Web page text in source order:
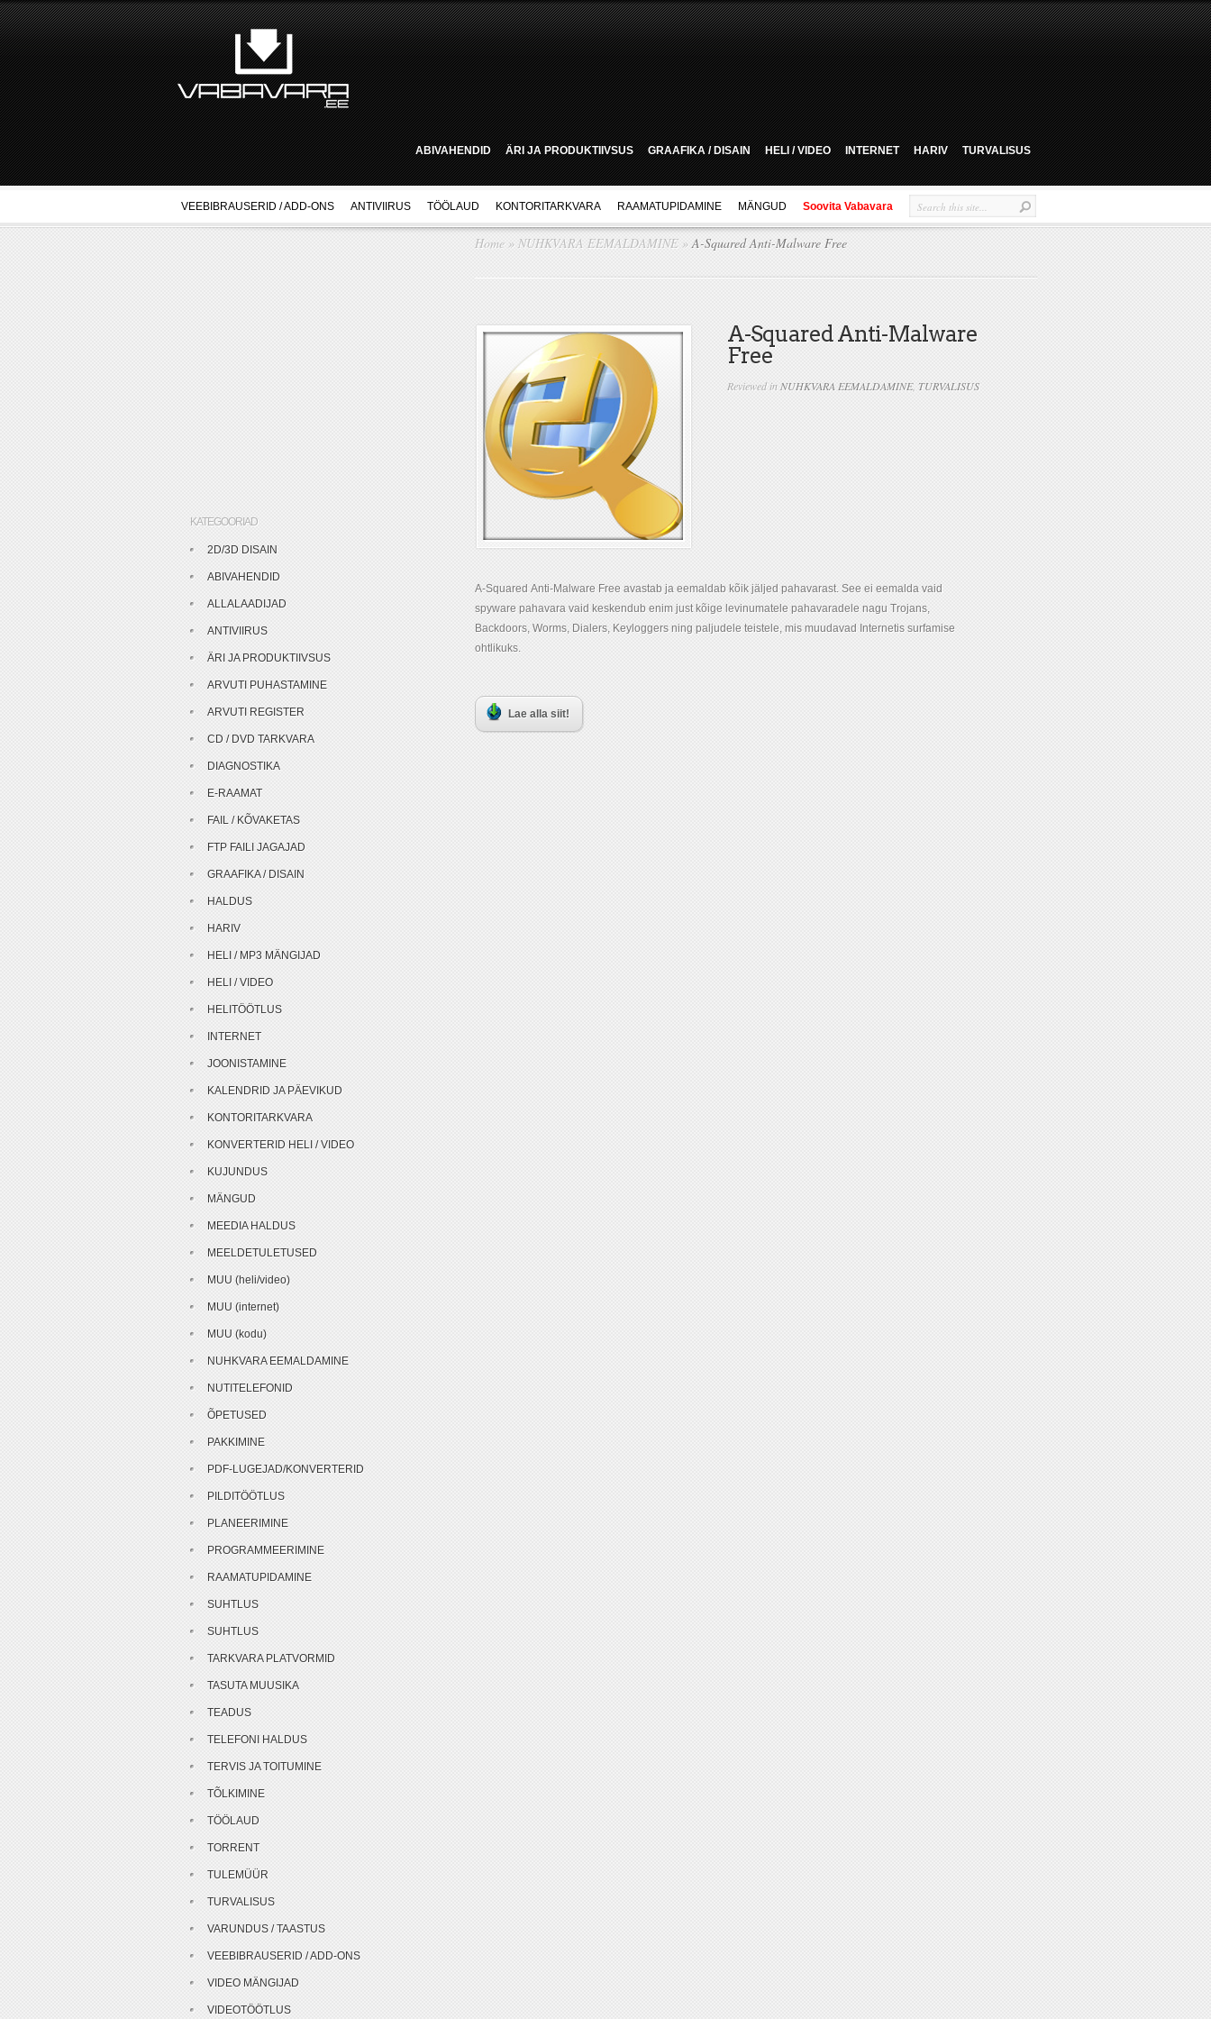
ABIVAHENDID ÄRI JA PRODUKTIIVSUS GRAAFIKA / DISAIN HELI / VIDEO INTERNET HARIV TURVALISUS
VEEBIBRAUSERID / ADD-ONS ANTIVIIRUS TÖÖLAUD KONTORITARKVARA RAAMATUPIDAMINE MÄNGUD Soovita Vabavara
Home » NUHKVARA EEMALDAMINE »A-Squared Anti-Malware Free
A-Squared Anti-Malware
Free
Reviewed inNUHKVARA EEMALDAMINE, TURVALISUS
A-Squared Anti-Malware Free avastab ja eemaldab kõik jäljed pahavarast. See ei eemalda vaid
spyware pahavara vaid keskendub enim just kõige levinumatele pahavaradele nagu Trojans,
Backdoors, Worms, Dialers, Keyloggers ning paljudele teistele, mis muudavad Internetis surfamise
ohtlikuks.
Lae alla siit!
KATEGOORIAD
2D/3D DISAIN
ABIVAHENDID
ALLALAADIJAD
ANTIVIIRUS
ÄRI JA PRODUKTIIVSUS
ARVUTI PUHASTAMINE
ARVUTI REGISTER
CD / DVD TARKVARA
DIAGNOSTIKA
E-RAAMAT
FAIL / KÕVAKETAS
FTP FAILI JAGAJAD
GRAAFIKA / DISAIN
HALDUS
HARIV
HELI / MP3 MÄNGIJAD
HELI / VIDEO
HELITÖÖTLUS
INTERNET
JOONISTAMINE
KALENDRID JA PÄEVIKUD
KONTORITARKVARA
KONVERTERID HELI / VIDEO
KUJUNDUS
MÄNGUD
MEEDIA HALDUS
MEELDETULETUSED
MUU (heli/video)
MUU (internet)
MUU (kodu)
NUHKVARA EEMALDAMINE
NUTITELEFONID
ÕPETUSED
PAKKIMINE
PDF-LUGEJAD/KONVERTERID
PILDITÖÖTLUS
PLANEERIMINE
PROGRAMMEERIMINE
RAAMATUPIDAMINE
SUHTLUS
SUHTLUS
TARKVARA PLATVORMID
TASUTA MUUSIKA
TEADUS
TELEFONI HALDUS
TERVIS JA TOITUMINE
TÕLKIMINE
TÖÖLAUD
TORRENT
TULEMÜÜR
TURVALISUS
VARUNDUS / TAASTUS
VEEBIBRAUSERID / ADD-ONS
VIDEO MÄNGIJAD
VIDEOTÖÖTLUS